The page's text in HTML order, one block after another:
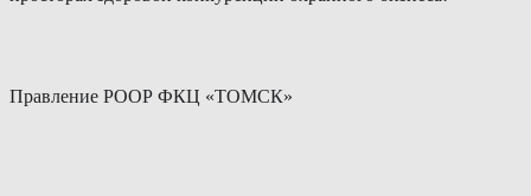
Правление РООР ФКЦ «ТОМСК»